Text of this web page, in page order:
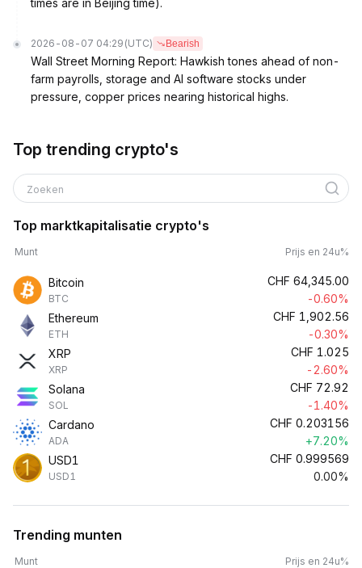
times are in Beijing time).
2026-08-07 04:29 (UTC) Bearish
Wall Street Morning Report: Hawkish tones ahead of non-
farm payrolls, storage and AI software stocks under
pressure, copper prices nearing historical highs.
Top trending crypto's
Zoeken
Top marktkapitalisatie crypto's
Munt Prijs en 24u%
Bitcoin
BTC
CHF 64,345.00
-0.60%
Ethereum
ETH
CHF 1,902.56
-0.30%
XRP
XRP
CHF 1.025
-2.60%
Solana
SOL
CHF 72.92
-1.40%
Cardano
ADA
CHF 0.203156
+7.20%
USD1
USD1
CHF 0.999569
0.00%
Trending munten
Munt Prijs en 24u%